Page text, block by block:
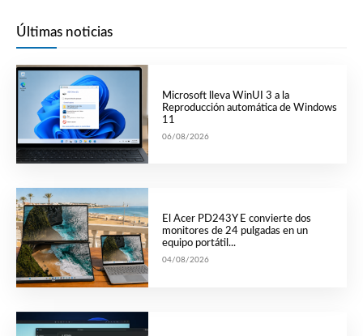
Últimas noticias
Microsoft lleva WinUI 3 a la
Reproducción automática de Windows
11
06/08/2026
El Acer PD243Y E convierte dos
monitores de 24 pulgadas en un
equipo portátil...
04/08/2026